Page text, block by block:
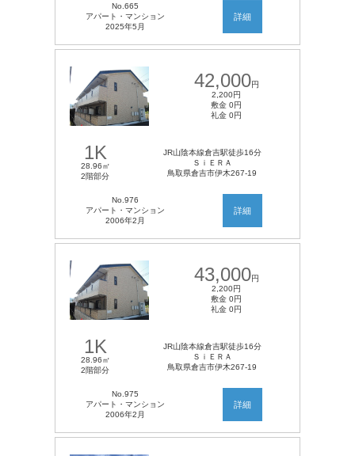
No.665
アパート・マンション
2025年5月
詳細
42,000円
2,200円
敷金 0円
礼金 0円
1K
28.96㎡
2階部分
JR山陰本線倉吉駅徒歩16分
ＳｉＥＲＡ
鳥取県倉吉市伊木267-19
No.976
アパート・マンション
2006年2月
詳細
43,000円
2,200円
敷金 0円
礼金 0円
1K
28.96㎡
2階部分
JR山陰本線倉吉駅徒歩16分
ＳｉＥＲＡ
鳥取県倉吉市伊木267-19
No.975
アパート・マンション
2006年2月
詳細